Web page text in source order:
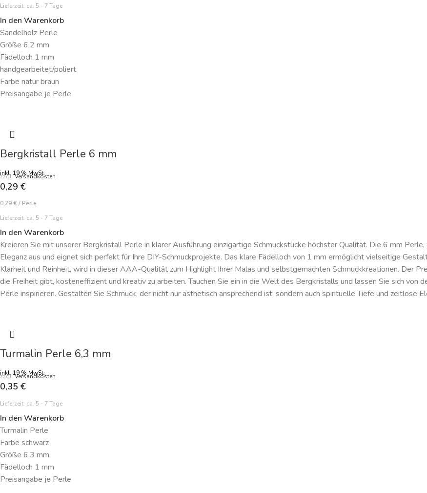
Lieferzeit: ca. 5 - 7 Tage
In den Warenkorb
Sandelholz Perle
Größe 6,2 mm
Fädelloch 1 mm
handgearbeitet/poliert
Farbe natur braun
Preisangabe je Perle
Bergkristall Perle 6 mm
inkl. 19 % MwSt.
zzgl.Versandkosten
0,29 €
0,29 € / Perle
Lieferzeit: ca. 5 - 7 Tage
In den Warenkorb
Kreieren Sie mit unserer Bergkristall Perle in klarer Ausführung einzigartige Schmuckstücke höchster Qualität. Die 6 mm
Eleganz aus und eignet sich perfekt für Ihre DIY-Schmuckprojekte. Das klare Fädelloch von 1 mm ermöglicht vielseitige
Klarheit und Reinheit, wird in dieser AAA-Qualität zum Highlight Ihrer Malas und selbstgemachten Schmuckkreationen. Der
die Freiheit gibt, kosteneffizient und kreativ zu arbeiten. Tauchen Sie ein in die Welt des Bergkristalls und lassen Sie sich von
Perle inspirieren. Gestalten Sie Schmuck, der nicht nur ästhetisch ansprechend ist, sondern auch spirituelle Tiefe und zeitlose
Turmalin Perle 6,3 mm
inkl. 19 % MwSt.
zzgl.Versandkosten
0,35 €
Lieferzeit: ca. 5 - 7 Tage
In den Warenkorb
Turmalin Perle
Farbe schwarz
Größe 6,3 mm
Fädelloch 1 mm
Preisangabe je Perle